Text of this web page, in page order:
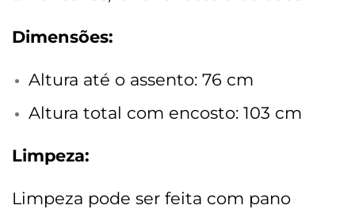
Dimensões:
Altura até o assento: 76 cm
Altura total com encosto: 103 cm
Limpeza:
Limpeza pode ser feita com pano